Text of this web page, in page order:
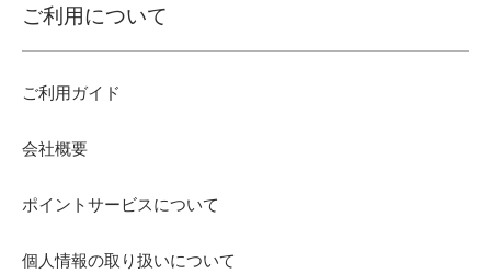
ご利用について
ご利用ガイド
会社概要
ポイントサービスについて
個人情報の取り扱いについて